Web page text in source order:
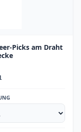
Picks am Draht